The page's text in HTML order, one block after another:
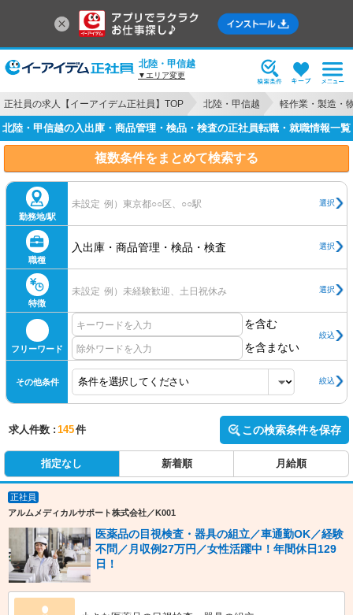
北陸・甲信越
▼エリア変更
正社員の求人【イーアイデム正社員】TOP 北陸・甲信越 軽作業・製造・
北陸・甲信越の入出庫・商品管理・検品・検査の正社員転職・就職情報一覧
複数条件をまとめて検索する
勤務地/駅
未設定 例）東京都○○区、○○駅 選択
職種
入出庫・商品管理・検品・検査 選択
特徴
未設定 例）未経験歓迎、土日祝休み 選択
フリーワード
を含む
を含まない
絞込
その他条件 絞込
求人件数 : 145件 この検索条件を保存
指定なし 新着順 月給順
正社員
アルムメディカルサポート株式会社／K001
医薬品の目視検査・器具の組立／車通勤OK／経験
不問／月収例27万円／女性活躍中！年間休日129
日！